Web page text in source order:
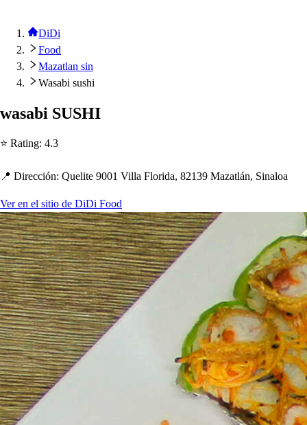
DiDi
Food
Mazatlan sin
Wasabi sushi
wasabi SUSHI
⭐ Rating: 4.3
📍 Dirección: Quelite 9001 Villa Florida, 82139 Mazatlán, Sinaloa
Ver en el sitio de DiDi Food